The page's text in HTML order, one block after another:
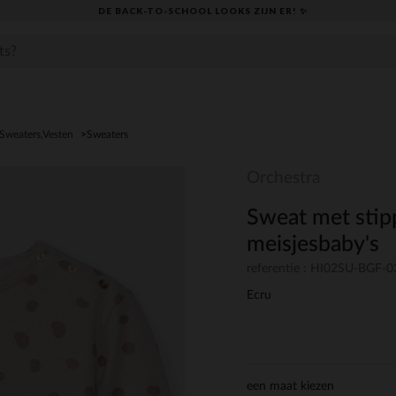
DE BACK-TO-SCHOOL LOOKS ZIJN ER! ✨
Sweaters
Sweat met
meisjesbaby's
Ecru
een maat kiezen